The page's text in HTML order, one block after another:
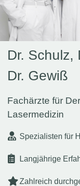
Dr. Schulz,
Dr. Gewiß
Fachärzte für
Lasermedizin
Spezialisten für
Langjährige
Zahlreich